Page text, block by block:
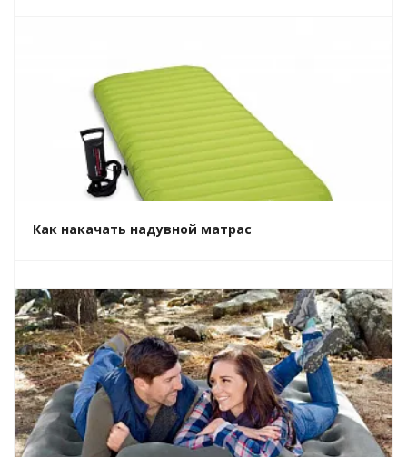
Как накачать надувной матрас